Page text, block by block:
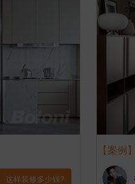
这样装修多少钱?
【案例